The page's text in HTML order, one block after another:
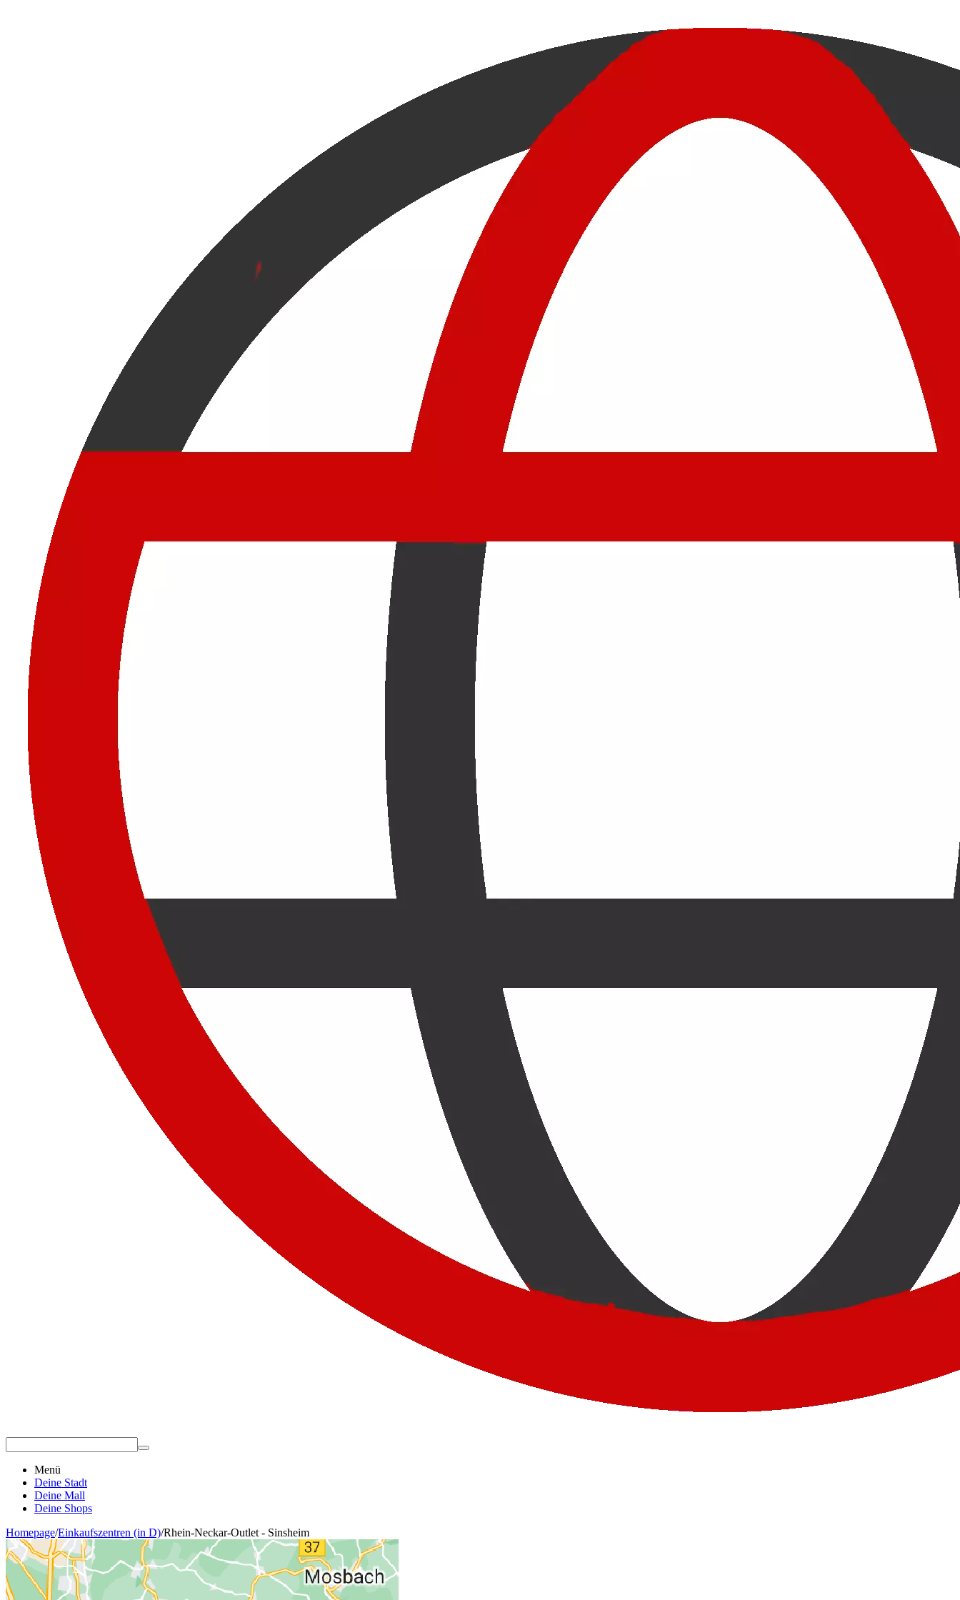
Menü
Deine Stadt
Deine Mall
Deine Shops
Homepage/Einkaufszentren (in D)/Rhein-Neckar-Outlet - Sinsheim